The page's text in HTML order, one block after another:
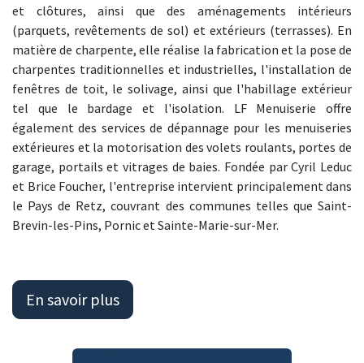
et clôtures, ainsi que des aménagements intérieurs
(parquets, revêtements de sol) et extérieurs (terrasses). En
matière de charpente, elle réalise la fabrication et la pose de
charpentes traditionnelles et industrielles, l'installation de
fenêtres de toit, le solivage, ainsi que l'habillage extérieur
tel que le bardage et l'isolation. LF Menuiserie offre
également des services de dépannage pour les menuiseries
extérieures et la motorisation des volets roulants, portes de
garage, portails et vitrages de baies. Fondée par Cyril Leduc
et Brice Foucher, l'entreprise intervient principalement dans
le Pays de Retz, couvrant des communes telles que Saint-
Brevin-les-Pins, Pornic et Sainte-Marie-sur-Mer.
En savoir plus